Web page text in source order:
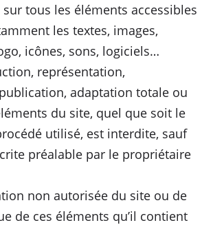
sur tous les éléments accessibles
les textes, images,
icônes, sons, logiciels…
représentation,
adaptation totale ou
du site, quel que soit le
utilisé, est interdite, sauf
préalable par le propriétaire
non autorisée du site ou de
de ces éléments qu’il contient